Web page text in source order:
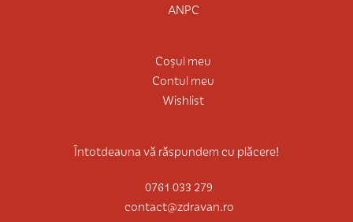
ANPC
Coșul meu
Contul meu
Wishlist
Întotdeauna vă răspundem cu plăcere!
0761 033 279
contact@zdravan.ro